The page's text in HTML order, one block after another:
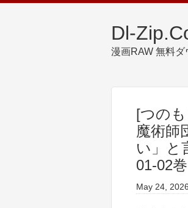
Dl-
漫画RAW 無料ダ
[つの
魔術師
い」と
01-02巻
May 24, 2026